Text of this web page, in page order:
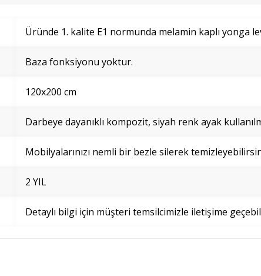
Üründe 1. kalite E1 normunda melamin kaplı yonga
Baza fonksiyonu yoktur.
120x200 cm
Darbeye dayanıklı kompozit, siyah renk ayak
Mobilyalarınızı nemli bir bezle silerek
2 YIL
Detaylı bilgi için müşteri temsilcimizle iletişime